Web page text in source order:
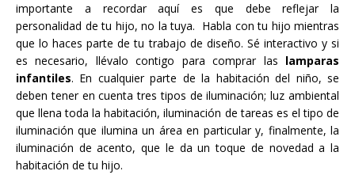
importante a recordar aquí es que debe reflejar la
personalidad de tu hijo, no la tuya. Habla con tu hijo mientras
que lo haces parte de tu trabajo de diseño. Sé interactivo y si
es necesario, llévalo contigo para comprar las lamparas
infantiles. En cualquier parte de la habitación del niño, se
deben tener en cuenta tres tipos de iluminación; luz ambiental
que llena toda la habitación, iluminación de tareas es el tipo de
iluminación que ilumina un área en particular y, finalmente, la
iluminación de acento, que le da un toque de novedad a la
habitación de tu hijo.